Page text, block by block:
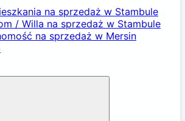
na sprzedaż w Stambule
/ Willa na sprzedaż w Stambule
na sprzedaż w Mersin